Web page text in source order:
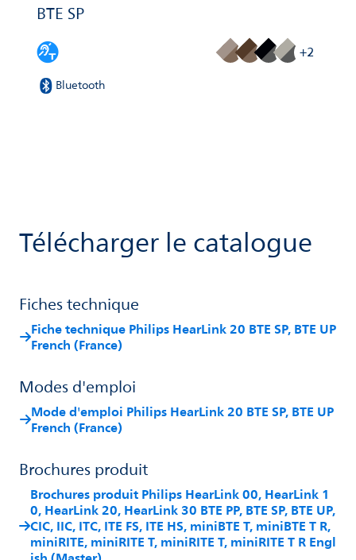
BTE SP
+2
Bluetooth
Télécharger le catalogue
Fiches technique
Fiche technique Philips HearLink 20 BTE SP, BTE UP
French (France)
Modes d'emploi
Mode d'emploi Philips HearLink 20 BTE SP, BTE UP
French (France)
Brochures produit
Brochures produit Philips HearLink 00, HearLink 1
0, HearLink 20, HearLink 30 BTE PP, BTE SP, BTE UP,
CIC, IIC, ITC, ITE FS, ITE HS, miniBTE T, miniBTE T R,
miniRITE, miniRITE T, miniRITE T, miniRITE T R Engl